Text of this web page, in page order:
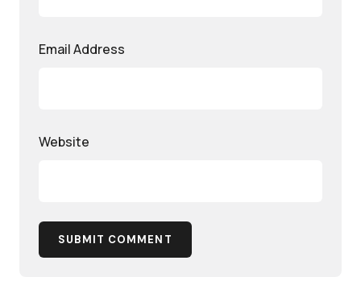
Email Address
Website
SUBMIT COMMENT